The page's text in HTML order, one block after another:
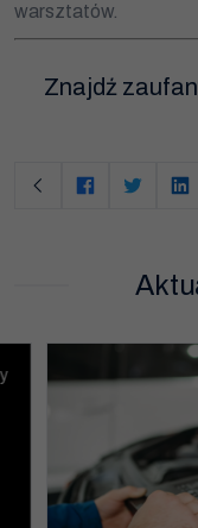
warsztatów.
Znajdź